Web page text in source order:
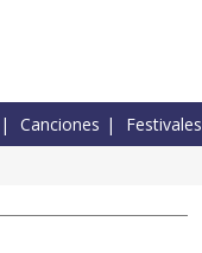
Canciones Festivales